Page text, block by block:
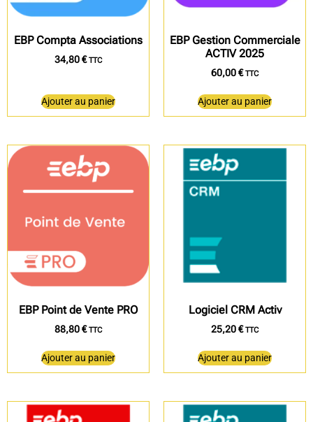
EBP Compta Associations
34,80€ TTC
Ajouter au panier
EBP Gestion Commerciale
ACTIV 2025
60,00€ TTC
Ajouter au panier
EBP Point de Vente PRO
88,80€ TTC
Ajouter au panier
Logiciel CRM Activ
25,20€ TTC
Ajouter au panier